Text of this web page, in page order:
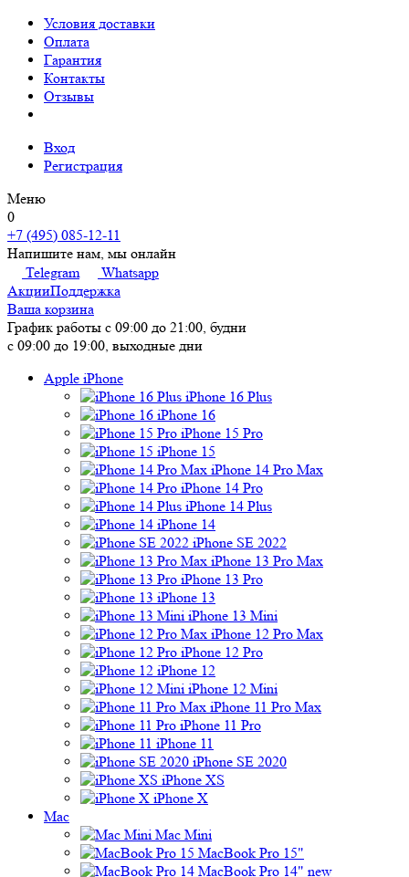
Условия доставки
Оплата
Гарантия
Контакты
Отзывы
Вход
Регистрация
Меню
0
+7 (495) 085-12-11
Напишите нам, мы онлайн
Telegram
Whatsapp
АкцииПоддержка
Ваша корзина
График работы с 09:00 до 21:00, будни
с 09:00 до 19:00, выходные дни
Apple iPhone
iPhone 16 Plus
iPhone 16
iPhone 15 Pro
iPhone 15
iPhone 14 Pro Max
iPhone 14 Pro
iPhone 14 Plus
iPhone 14
iPhone SE 2022
iPhone 13 Pro Max
iPhone 13 Pro
iPhone 13
iPhone 13 Mini
iPhone 12 Pro Max
iPhone 12 Pro
iPhone 12
iPhone 12 Mini
iPhone 11 Pro Max
iPhone 11 Pro
iPhone 11
iPhone SE 2020
iPhone XS
iPhone X
Mac
Mac Mini
MacBook Pro 15"
MacBook Pro 14" new